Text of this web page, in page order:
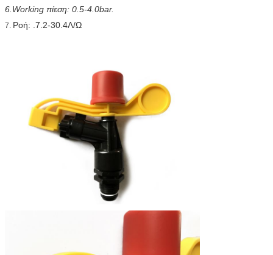
6.Working πίεση: 0.5-4.0bar.
7. Ροή: .7 .2-30.4Λ/Ω